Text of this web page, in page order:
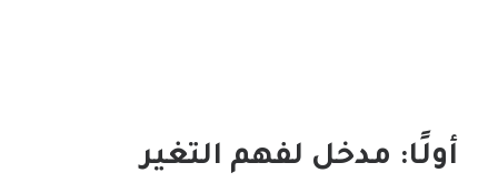
أولًا: مدخل لفهم التغير